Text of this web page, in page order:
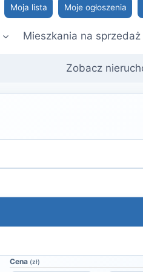
Moja lista Moje ogłoszenia
Mieszkania na sprzedaż
Zobacz
Cena (zł)